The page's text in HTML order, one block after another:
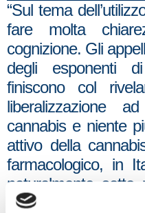
“Sul tema
fare molta
cognizione. Gli
degli esponenti
finiscono col
liberalizzazione
cannabis e niente
attivo della
farmacologico, in
naturalmente sotto
del medico. Ciò